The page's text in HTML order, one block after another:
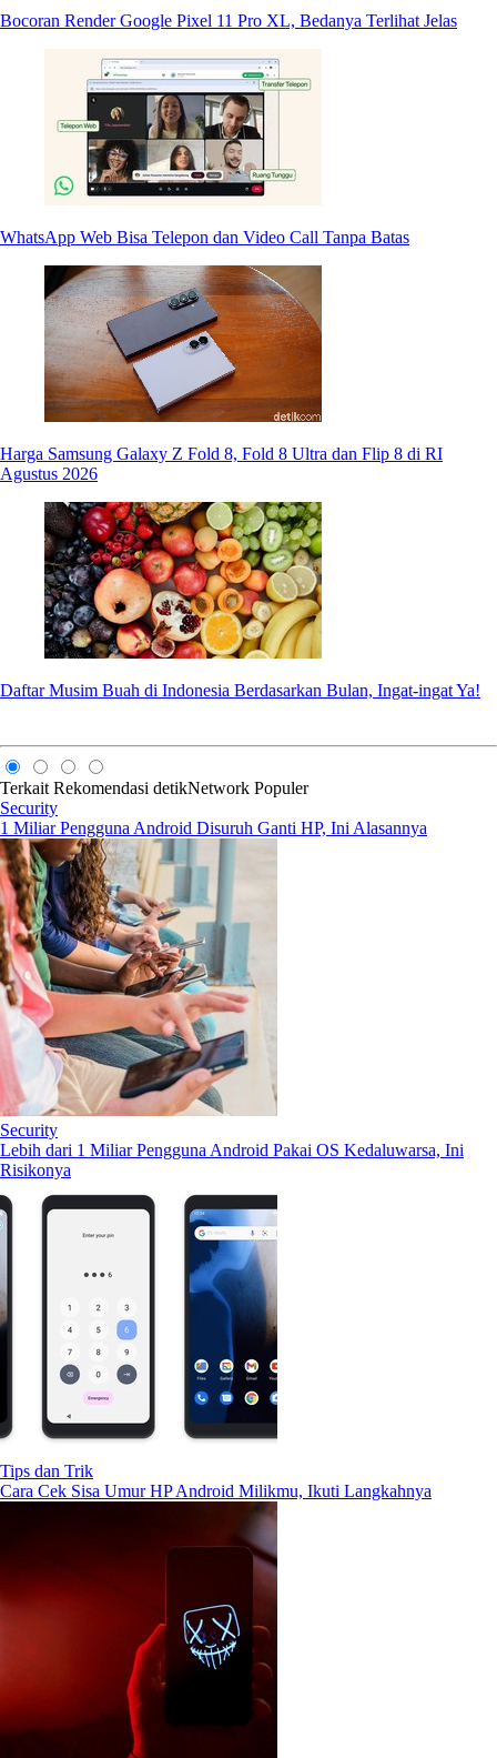
Bocoran Render Google Pixel 11 Pro XL, Bedanya Terlihat Jelas
WhatsApp Web Bisa Telepon dan Video Call Tanpa Batas
Harga Samsung Galaxy Z Fold 8, Fold 8 Ultra dan Flip 8 di RI
Agustus 2026
Daftar Musim Buah di Indonesia Berdasarkan Bulan, Ingat-ingat Ya!
Terkait Rekomendasi detikNetwork Populer
Security
1 Miliar Pengguna Android Disuruh Ganti HP, Ini Alasannya
Security
Lebih dari 1 Miliar Pengguna Android Pakai OS Kedaluwarsa, Ini
Risikonya
Tips dan Trik
Cara Cek Sisa Umur HP Android Milikmu, Ikuti Langkahnya